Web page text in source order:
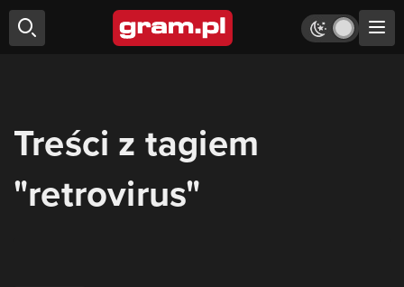
Treści z tagiem
"retrovirus"